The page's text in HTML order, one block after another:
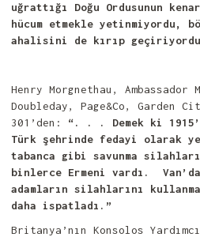
uğrattığı Doğu Ordusunun
hücum etmekle yetinmiyordu,
ahalisini de kırıp
Henry Morgnethau, Ambassador
Doubleday, Page&Co, Garden
301’den: “. . . Demek ki
Türk şehrinde fedayi olarak
tabanca gibi savunma
binlerce Ermeni vardı.
adamların silahlarını
daha ispatladı.”
Britanya’nın Konsolos